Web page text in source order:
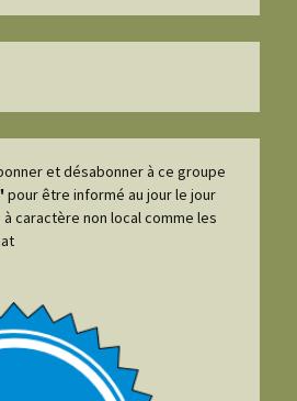
et désabonner à ce groupe
pour être informé au jour le jour
caractère non local comme les